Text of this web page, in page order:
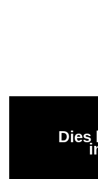
Dies